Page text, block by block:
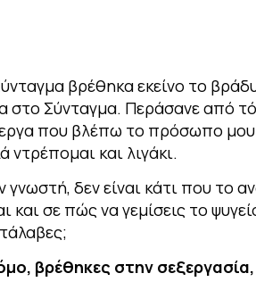
βρέθηκα εκείνο το
στο Σύνταγμα. Περάσανε από
που βλέπω το πρόσωπο μου
ντρέπομαι και λιγάκι.
δεν είναι κάτι που το
και σε πώς να γεμίσεις το
βρέθηκες στην